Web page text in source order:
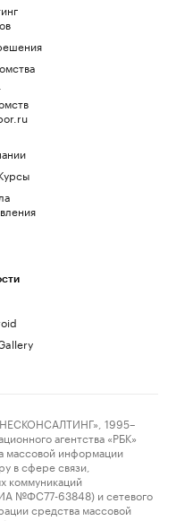
1995–
агентства «РБК»
массовой информации
в сфере связи,
коммуникаций
№ФС77-63848) и сетевого
средства массовой